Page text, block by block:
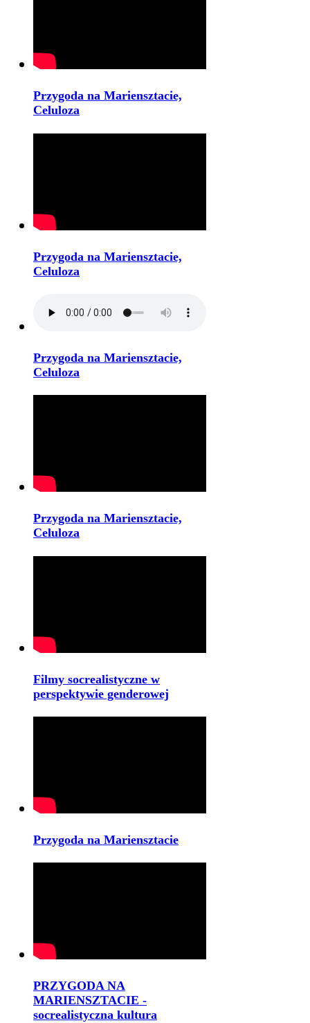
Przygoda na Mariensztacie,
Celuloza
Przygoda na Mariensztacie,
Celuloza
Przygoda na Mariensztacie,
Celuloza
Przygoda na Mariensztacie,
Celuloza
Filmy socrealistyczne w
perspektywie genderowej
Przygoda na Mariensztacie
PRZYGODA NA
MARIENSZTACIE -
socrealistyczna kultura